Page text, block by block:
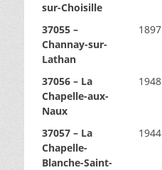
sur-Choisille
37055 –
Channay-sur-
Lathan
1897
37056 – La
Chapelle-aux-
Naux
1948
37057 – La
Chapelle-
Blanche-Saint-
1944